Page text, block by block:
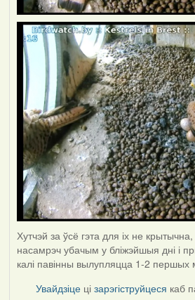
Хутчэй за ўсё гэта для іх не
насамрэч убачым у бліжэйшыя дні і
калі павінны вылупляцца 1-2 першых
Увайдзіце цізарэгіструйцеся каб